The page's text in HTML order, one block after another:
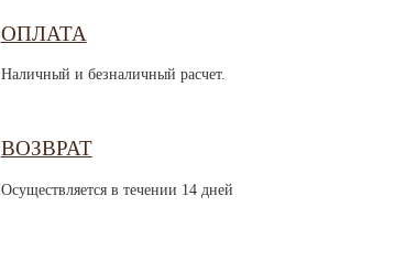
ОПЛАТА
Наличный и безналичный расчет.
ВОЗВРАТ
Осуществляется в течении 14 дней